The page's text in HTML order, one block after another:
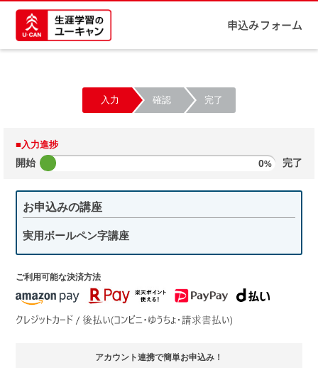
申込みフォーム
入力 確認 完了
■入力進捗
開始 0% 完了
ご利用可能な決済方法
アカウント連携で簡単お申込み！
お申込みの講座
実用ボールペン字講座